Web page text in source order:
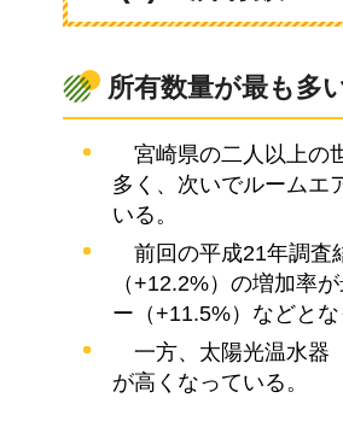
所有数量が最も多
宮崎県の二人以上の
多く、次いでルームエ
いる。
前回の平成21年調査
（+12.2%）の増加率
ー（+11.5%）などとな
一方、太陽光温水器
が高くなっている。